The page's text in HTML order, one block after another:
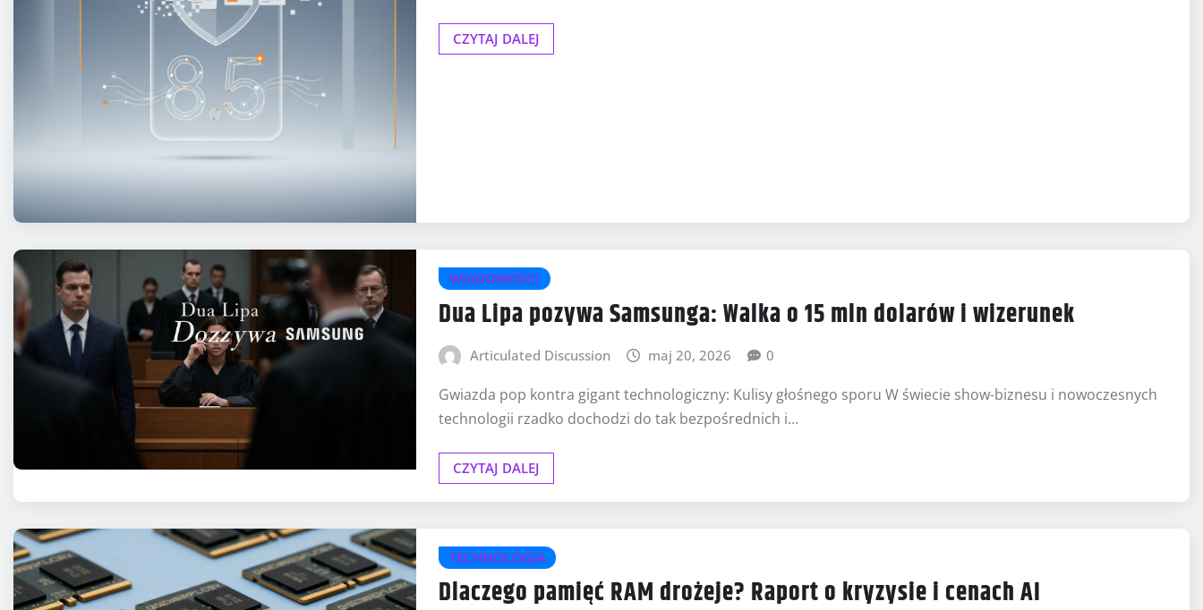
CZYTAJ DALEJ
WIADOMOŚCI
Dua Lipa pozywa Samsunga: Walka o 15 mln dolarów i wizerunek
Articulated Discussion maj 20, 2026 0
Gwiazda pop kontra gigant technologiczny: Kulisy głośnego sporu W świecie show-biznesu i nowoczesnych
technologii rzadko dochodzi do tak bezpośrednich i…
CZYTAJ DALEJ
TECHNOLOGIA
Dlaczego pamięć RAM drożeje? Raport o kryzysie i cenach AI